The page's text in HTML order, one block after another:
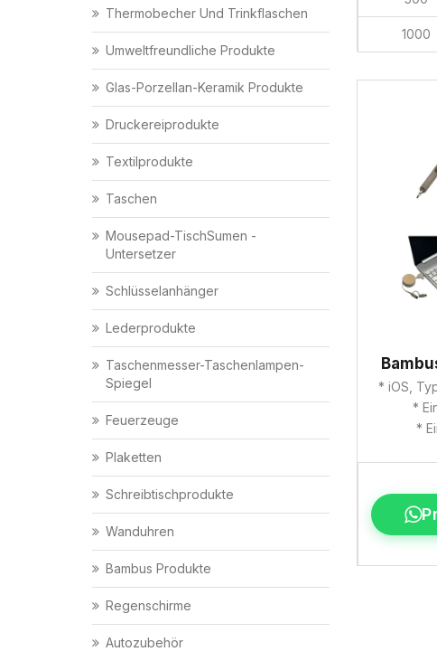
Thermobecher Und Trinkflaschen
Umweltfreundliche Produkte
Glas-Porzellan-Keramik Produkte
Druckereiprodukte
Textilprodukte
Taschen
Mousepad-TischSumen -
Untersetzer
Schlüsselanhänger
Lederprodukte
Taschenmesser-Taschenlampen-
Spiegel
Feuerzeuge
Plaketten
Schreibtischprodukte
Wanduhren
Bambus Produkte
Regenschirme
Autozubehör
1000
* iOS,
*
*